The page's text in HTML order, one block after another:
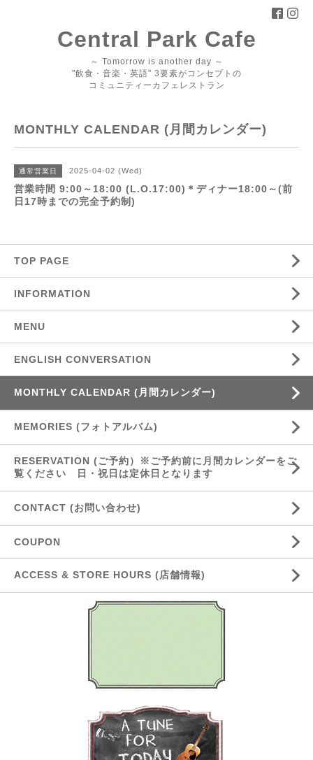
Central Park Cafe
～ Tomorrow is another day ～
"飲食・音楽・英語" 3要素がコンセプトの
コミュニティーカフェレストラン
MONTHLY CALENDAR (月間カレンダー)
通常営業日 2025-04-02 (Wed)
営業時間 9:00～18:00 (L.O.17:00)＊ディナー18:00～(前
日17時までの完全予約制)
TOP PAGE
INFORMATION
MENU
ENGLISH CONVERSATION
MONTHLY CALENDAR (月間カレンダー)
MEMORIES (フォトアルバム)
RESERVATION (ご予約）※ご予約前に月間カレンダーをご
覧ください 日・祝日は定休日となります
CONTACT (お問い合わせ)
COUPON
ACCESS & STORE HOURS (店舗情報)